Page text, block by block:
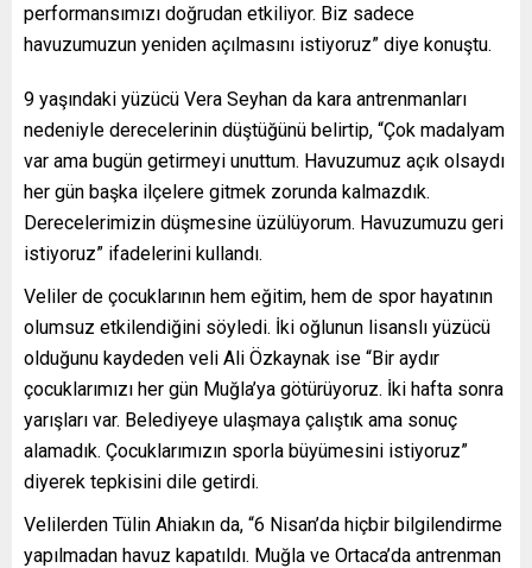
performansımızı doğrudan etkiliyor. Biz sadece
havuzumuzun yeniden açılmasını istiyoruz” diye konuştu.
9 yaşındaki yüzücü Vera Seyhan da kara antrenmanları
nedeniyle derecelerinin düştüğünü belirtip, “Çok madalyam
var ama bugün getirmeyi unuttum. Havuzumuz açık olsaydı
her gün başka ilçelere gitmek zorunda kalmazdık.
Derecelerimizin düşmesine üzülüyorum. Havuzumuzu geri
istiyoruz” ifadelerini kullandı.
Veliler de çocuklarının hem eğitim, hem de spor hayatının
olumsuz etkilendiğini söyledi. İki oğlunun lisanslı yüzücü
olduğunu kaydeden veli Ali Özkaynak ise “Bir aydır
çocuklarımızı her gün Muğla’ya götürüyoruz. İki hafta sonra
yarışları var. Belediyeye ulaşmaya çalıştık ama sonuç
alamadık. Çocuklarımızın sporla büyümesini istiyoruz”
diyerek tepkisini dile getirdi.
Velilerden Tülin Ahiakın da, “6 Nisan’da hiçbir bilgilendirme
yapılmadan havuz kapatıldı. Muğla ve Ortaca’da antrenman